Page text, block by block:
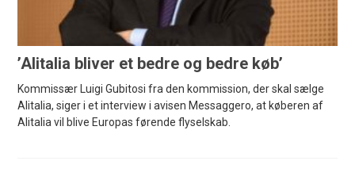
’Alitalia bliver et bedre og bedre køb’
Kommissær Luigi Gubitosi fra den kommission, der skal sælge
Alitalia, siger i et interview i avisen Messaggero, at køberen af
Alitalia vil blive Europas førende flyselskab.